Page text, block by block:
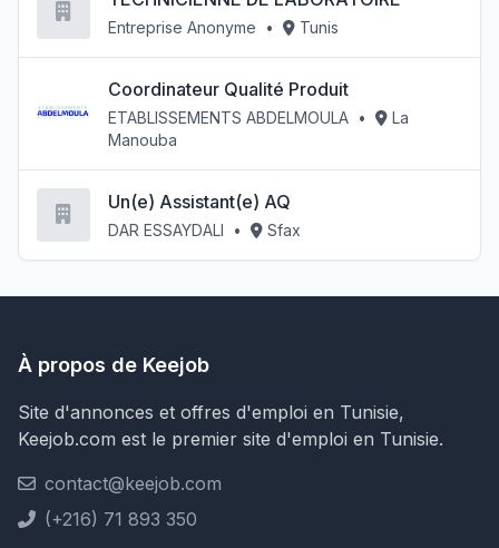
Entreprise Anonyme • Tunis
Coordinateur Qualité Produit
ETABLISSEMENTS ABDELMOULA •
La
Manouba
Un(e) Assistant(e) AQ
DAR ESSAYDALI • Sfax
À propos de Keejob
Site d'annonces et offres d'emploi en Tunisie,
Keejob.com est le premier site d'emploi en Tunisie.
contact@keejob.com
(+216) 71 893 350